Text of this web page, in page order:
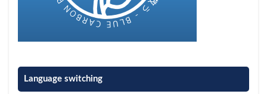
Language switching